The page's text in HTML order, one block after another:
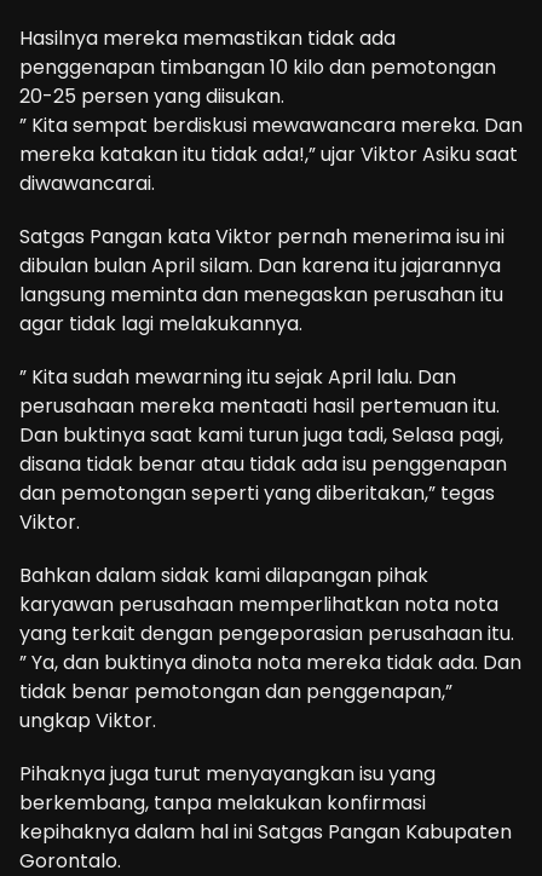
Hasilnya mereka memastikan tidak ada
penggenapan timbangan 10 kilo dan pemotongan
20-25 persen yang diisukan.
” Kita sempat berdiskusi mewawancara mereka. Dan
mereka katakan itu tidak ada!,” ujar Viktor Asiku saat
diwawancarai.
Satgas Pangan kata Viktor pernah menerima isu ini
dibulan bulan April silam. Dan karena itu jajarannya
langsung meminta dan menegaskan perusahan itu
agar tidak lagi melakukannya.
” Kita sudah mewarning itu sejak April lalu. Dan
perusahaan mereka mentaati hasil pertemuan itu.
Dan buktinya saat kami turun juga tadi, Selasa pagi,
disana tidak benar atau tidak ada isu penggenapan
dan pemotongan seperti yang diberitakan,” tegas
Viktor.
Bahkan dalam sidak kami dilapangan pihak
karyawan perusahaan memperlihatkan nota nota
yang terkait dengan pengeporasian perusahaan itu.
” Ya, dan buktinya dinota nota mereka tidak ada. Dan
tidak benar pemotongan dan penggenapan,”
ungkap Viktor.
Pihaknya juga turut menyayangkan isu yang
berkembang, tanpa melakukan konfirmasi
kepihaknya dalam hal ini Satgas Pangan Kabupaten
Gorontalo.